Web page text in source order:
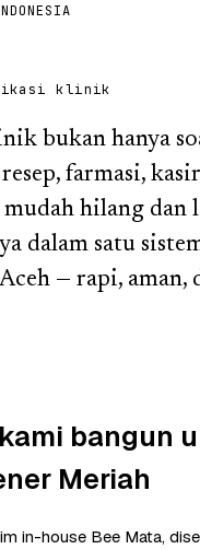
klinik
bukan hanya
farmasi,
hilang dan
dalam satu
— rapi,
bangun
Meriah
in-house Bee Mata,